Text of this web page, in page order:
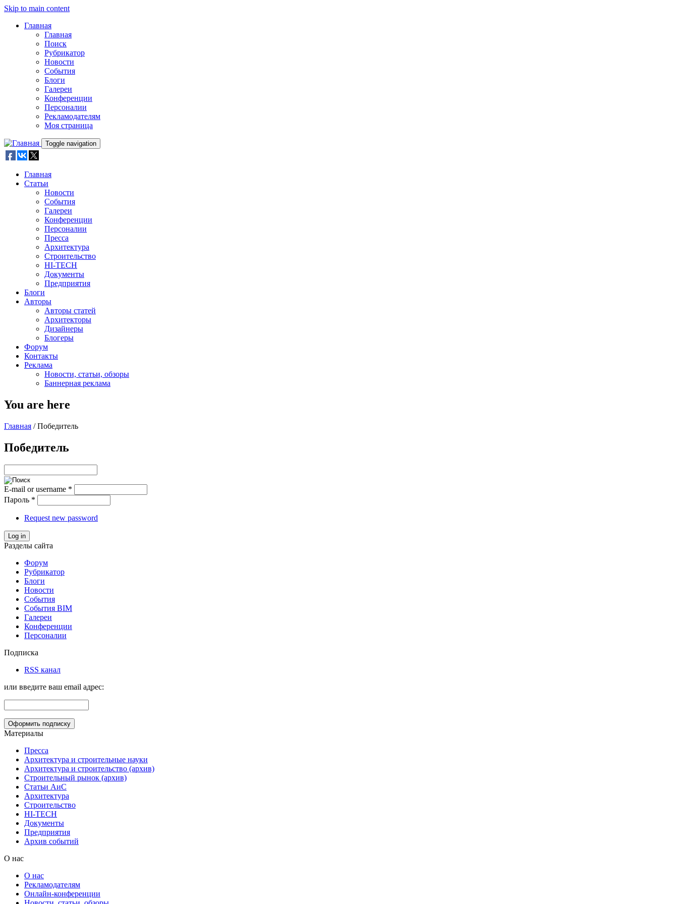
Skip to main content
Главная
Главная
Поиск
Рубрикатор
Новости
События
Блоги
Галереи
Конференции
Персоналии
Рекламодателям
Моя страница
Toggle navigation
Главная
Статьи
Новости
События
Галереи
Конференции
Персоналии
Пресса
Архитектура
Строительство
HI-TECH
Документы
Предприятия
Блоги
Авторы
Авторы статей
Архитекторы
Дизайнеры
Блогеры
Форум
Контакты
Реклама
Новости, статьи, обзоры
Баннерная реклама
You are here
Главная / Победитель
Победитель
E-mail or username *
Пароль *
Request new password
Log in
Разделы сайта
Форум
Рубрикатор
Блоги
Новости
События
События BIM
Галереи
Конференции
Персоналии
Подписка
RSS канал
или введите ваш email адрес:
Материалы
Пресса
Архитектура и строительные науки
Архитектура и строительство (архив)
Строительный рынок (архив)
Статьи АиС
Архитектура
Строительство
HI-TECH
Документы
Предприятия
Архив событий
О нас
О нас
Рекламодателям
Онлайн-конференции